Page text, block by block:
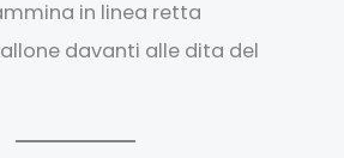
in linea retta
davanti alle dita del